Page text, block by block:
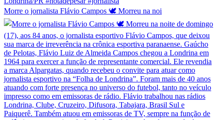
Morre o jornalista Flávio Campos 🕊️ Morreu na noi